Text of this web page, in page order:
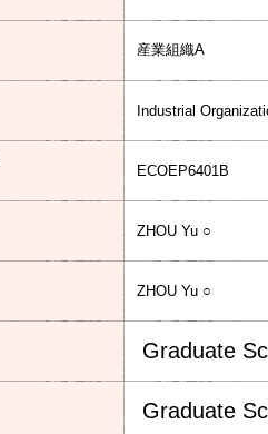
産業組織A
Industrial
ECOEP6401B
ZHOU Yu ○
ZHOU Yu ○
Graduate
Graduate